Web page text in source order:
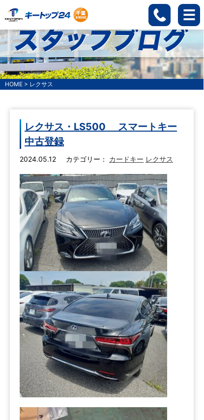
HOME > レクサス
レクサス・LS500 スマートキー
中古登録
2024.05.12 カテゴリー： カードキー レクサス